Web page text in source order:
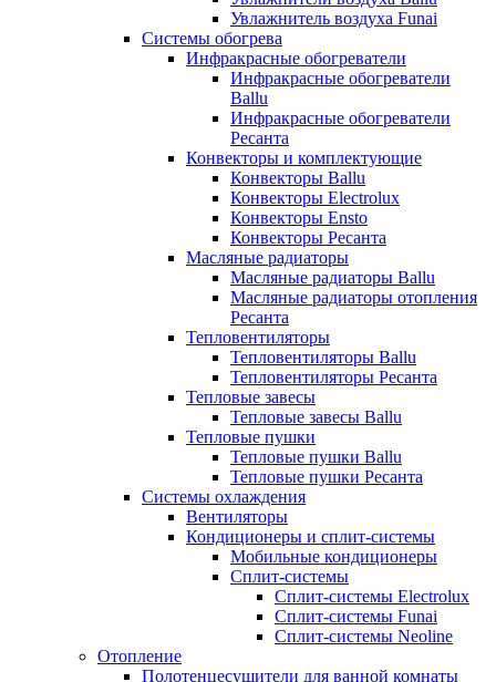
Увлажнитель воздуха Funai
Системы обогрева
Инфракрасные обогреватели
Инфракрасные обогреватели
Ballu
Инфракрасные обогреватели
Ресанта
Конвекторы и комплектующие
Конвекторы Ballu
Конвекторы Electrolux
Конвекторы Ensto
Конвекторы Ресанта
Масляные радиаторы
Масляные радиаторы Ballu
Масляные радиаторы отопления
Ресанта
Тепловентиляторы
Тепловентиляторы Ballu
Тепловентиляторы Ресанта
Тепловые завесы
Тепловые завесы Ballu
Тепловые пушки
Тепловые пушки Ballu
Тепловые пушки Ресанта
Системы охлаждения
Вентиляторы
Кондиционеры и сплит-системы
Мобильные кондиционеры
Сплит-системы
Сплит-системы Electrolux
Сплит-системы Funai
Сплит-системы Neoline
Отопление
Полотенцесушители для ванной комнаты